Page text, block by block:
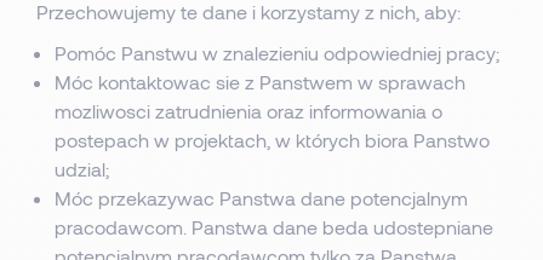
Przechowujemy te dane i korzystamy z nich, aby:
Pomóc Panstwu w znalezieniu odpowiedniej pracy;
Móc kontaktowac sie z Panstwem w sprawach
mozliwosci zatrudnienia oraz informowania o
postepach w projektach, w których biora Panstwo
udzial;
Móc przekazywac Panstwa dane potencjalnym
pracodawcom. Panstwa dane beda udostepniane